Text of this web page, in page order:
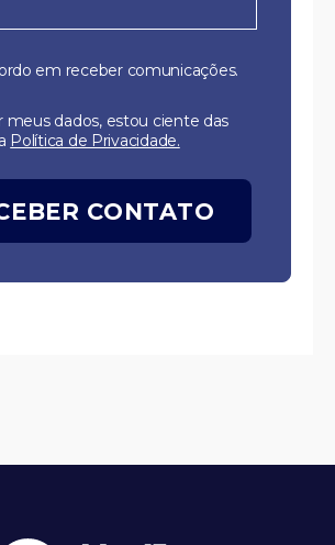
em receber comunicações.
meus dados, estou ciente das
Política de Privacidade.
CONTATO